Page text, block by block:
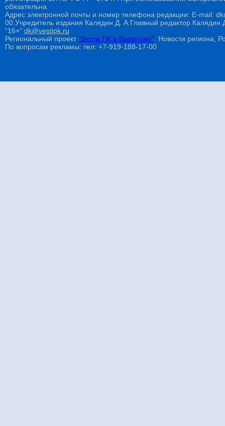
обязательна.
Адрес электронной почты и номер телефона редакции: E-mail:
00.Учредитель издания Калядин Д. А.Главный редактор
“16+” dk@vestipk.ru
Региональный проект"Вести ПК в Воронеже" . Новости региона,
По вопросам рекламы: тел: +7-919-188-17-00